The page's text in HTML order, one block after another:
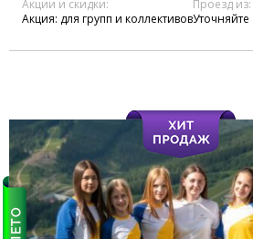
Акции и скидки:
Акция: для групп и коллективов
Проезд из:
Уточняйте